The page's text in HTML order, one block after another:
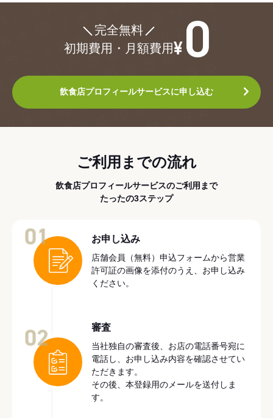
完全無料
初期費用・月額費用
飲食店プロフィールサービスに申し込む
ご利用までの流れ
飲食店プロフィールサービスのご利用まで
たったの3ステップ
お申し込み
店舗会員（無料）申込フォームから営業
許可証の画像を添付のうえ、お申し込み
ください。
審査
当社独自の審査後、お店の電話番号宛に
電話し、お申し込み内容を確認させてい
ただきます。
その後、本登録用のメールを送付しま
す。